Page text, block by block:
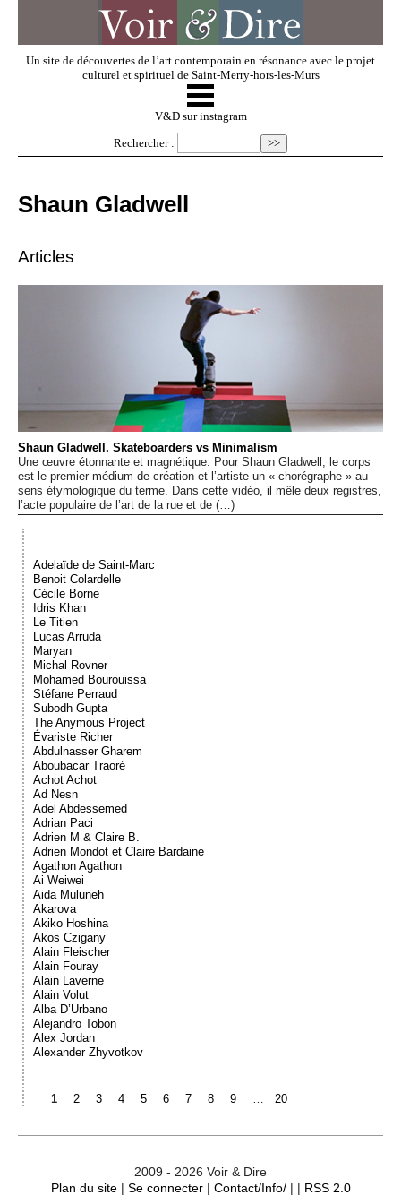
Un site de découvertes de l’art contemporain en résonance avec le projet
culturel et spirituel de Saint-Merry-hors-les-Murs
V & D
Regarder
Dossiers
Événements
Sacré
☰
V&D sur instagram
Rechercher :
Shaun Gladwell
Articles
Shaun Gladwell. Skateboarders vs Minimalism
Une œuvre étonnante et magnétique. Pour Shaun Gladwell, le corps
est le premier médium de création et l’artiste un « chorégraphe » au
sens étymologique du terme. Dans cette vidéo, il mêle deux registres,
l’acte populaire de l’art de la rue et de (…)
Adelaïde de Saint-Marc
Benoit Colardelle
Cécile Borne
Idris Khan
Le Titien
Lucas Arruda
Maryan
Michal Rovner
Mohamed Bourouissa
Stéfane Perraud
Subodh Gupta
The Anymous Project
Évariste Richer
Abdulnasser Gharem
Aboubacar Traoré
Achot Achot
Ad Nesn
Adel Abdessemed
Adrian Paci
Adrien M & Claire B.
Adrien Mondot et Claire Bardaine
Agathon Agathon
Ai Weiwei
Aida Muluneh
Akarova
Akiko Hoshina
Akos Czigany
Alain Fleischer
Alain Fouray
Alain Laverne
Alain Volut
Alba D’Urbano
Alejandro Tobon
Alex Jordan
Alexander Zhyvotkov
1 2 3 4 5 6 7 8 9 … 20
2009 - 2026 Voir & Dire
Plan du site| Se connecter| Contact/Info/| | RSS 2.0